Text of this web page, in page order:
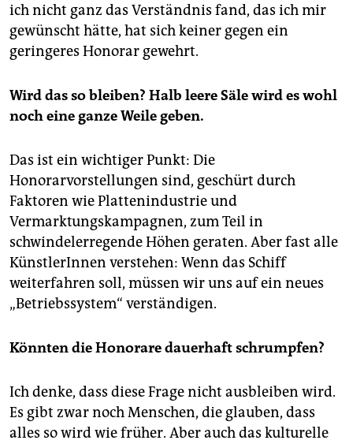
ich nicht ganz das Verständnis fand, das ich mir
gewünscht hätte, hat sich keiner gegen ein
geringeres Honorar gewehrt.
Wird das so bleiben? Halb leere Säle wird es wohl
noch eine ganze Weile geben.
Das ist ein wichtiger Punkt: Die
Honorarvorstellungen sind, geschürt durch
Faktoren wie Plattenindustrie und
Vermarktungskampagnen, zum Teil in
schwindelerregende Höhen geraten. Aber fast alle
KünstlerInnen verstehen: Wenn das Schiff
weiterfahren soll, müssen wir uns auf ein neues
„Betriebssystem“ verständigen.
Könnten die Honorare dauerhaft schrumpfen?
Ich denke, dass diese Frage nicht ausbleiben wird.
Es gibt zwar noch Menschen, die glauben, dass
alles so wird wie früher. Aber auch das kulturelle